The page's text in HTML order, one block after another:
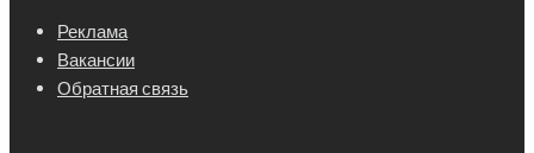
Реклама
Вакансии
Обратная связь